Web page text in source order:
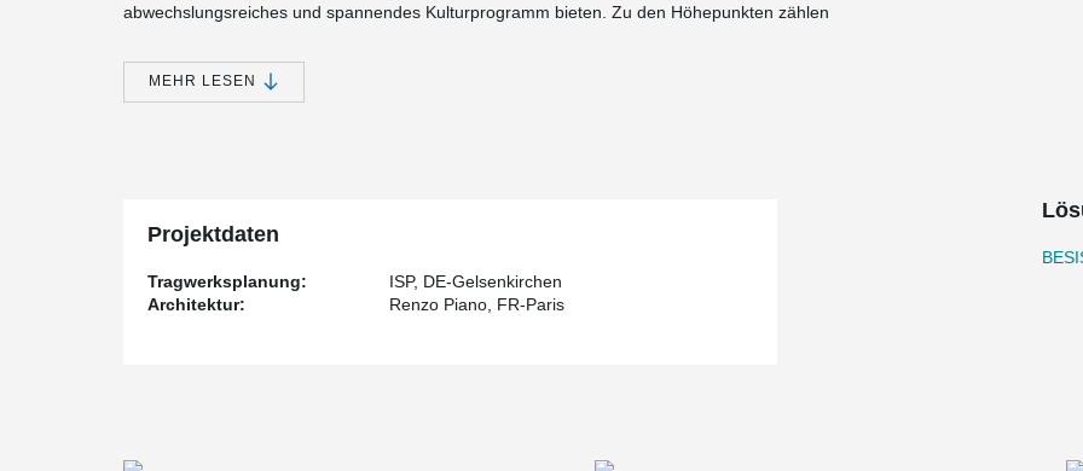
abwechslungsreiches und spannendes Kulturprogramm bieten. Zu den Höhepunkten zählen
Der renommierte Architekt Renzo Piano, der für seine bemerkenswerten Designs bekannt ist, hat sein
Fachwissen zur Verfügung gestellt, um dieses architektonische Highlight zu schaffen. Das Theater
beeindruckende sechs Geschosse erstreckt und zu den Balkonen hinaufführt. Diese Systeme sind an
massiven Fachwerkträgern befestigt, die zusätzlich durch die zuverlässigen BESISTA
MEHR LESEN
Projektdaten
Tragwerksplanung:
ISP, DE-Gelsenkirchen
Architektur:
Renzo Piano, FR-Paris